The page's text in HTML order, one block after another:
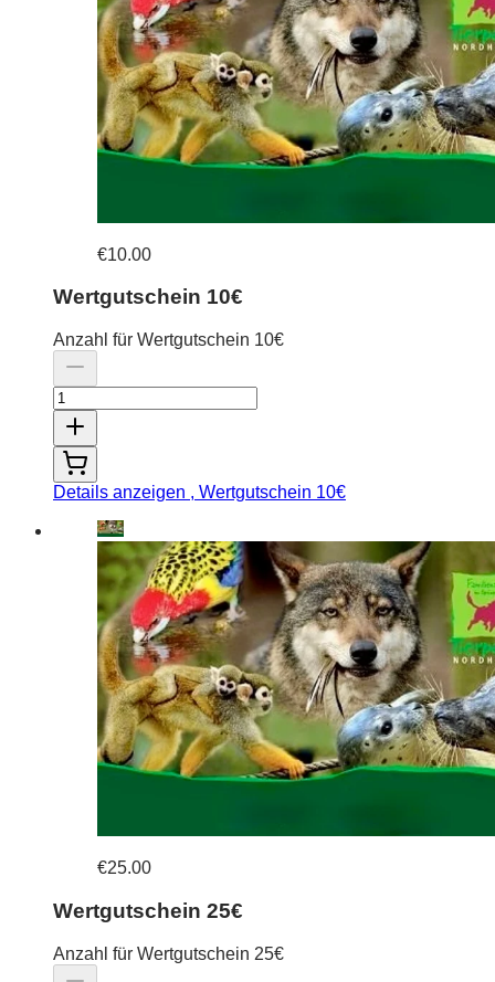
€10.00
Wertgutschein 10€
Anzahl für Wertgutschein 10€
Details anzeigen , Wertgutschein 10€
€25.00
Wertgutschein 25€
Anzahl für Wertgutschein 25€